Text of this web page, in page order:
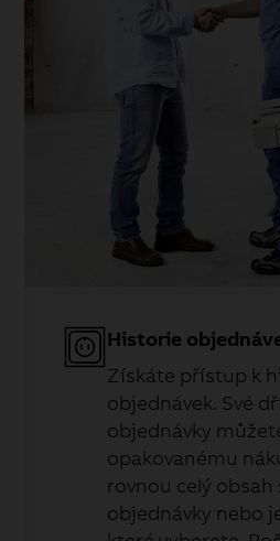
Historie
Získáte přístup k
objednávek. Své
objednávky
opakovanému
rovnou celý obsah
objednávky nebo